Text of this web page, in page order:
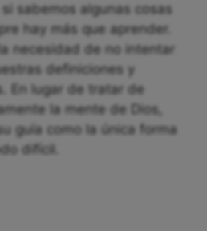
sabemos algunas cosas
hay más que aprender.
necesidad de no intentar
definiciones y
En lugar de tratar de
la mente de Dios,
guía como la única forma
difícil.